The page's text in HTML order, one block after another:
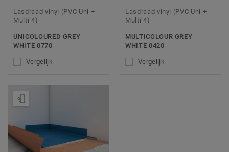
Lasdraad vinyl (PVC Uni +
Multi 4)
UNICOLOURED GREY
WHITE 0770
Vergelijk
Lasdraad vinyl (PVC Uni +
Multi 4)
MULTICOLOUR GREY
WHITE 0420
Vergelijk